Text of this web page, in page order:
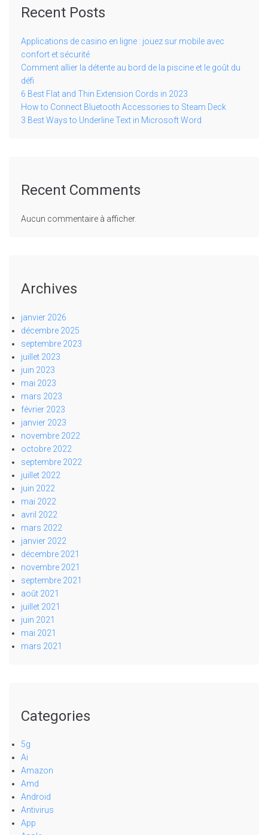
Recent Posts
Applications de casino en ligne : jouez sur mobile avec
confort et sécurité
Comment allier la détente au bord de la piscine et le goût du
défi
6 Best Flat and Thin Extension Cords in 2023
How to Connect Bluetooth Accessories to Steam Deck
3 Best Ways to Underline Text in Microsoft Word
Recent Comments
Aucun commentaire à afficher.
Archives
janvier 2026
décembre 2025
septembre 2023
juillet 2023
juin 2023
mai 2023
mars 2023
février 2023
janvier 2023
novembre 2022
octobre 2022
septembre 2022
juillet 2022
juin 2022
mai 2022
avril 2022
mars 2022
janvier 2022
décembre 2021
novembre 2021
septembre 2021
août 2021
juillet 2021
juin 2021
mai 2021
mars 2021
Categories
5g
Ai
Amazon
Amd
Android
Antivirus
App